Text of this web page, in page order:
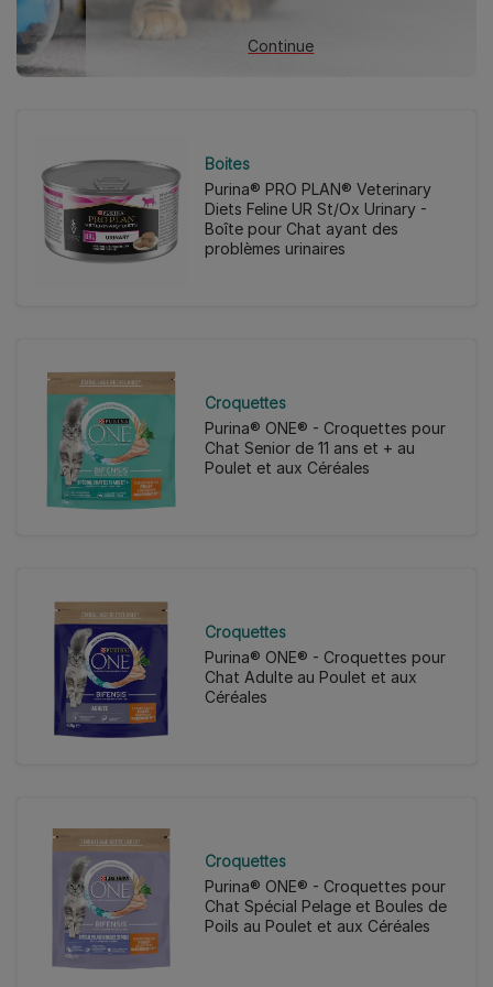
Continue
Boites
Purina® PRO PLAN® Veterinary
Diets Feline UR St/Ox Urinary -
Boîte pour Chat ayant des
problèmes urinaires
Croquettes
Purina® ONE® - Croquettes pour
Chat Senior de 11 ans et + au
Poulet et aux Céréales
Croquettes
Purina® ONE® - Croquettes pour
Chat Adulte au Poulet et aux
Céréales
Croquettes
Purina® ONE® - Croquettes pour
Chat Spécial Pelage et Boules de
Poils au Poulet et aux Céréales